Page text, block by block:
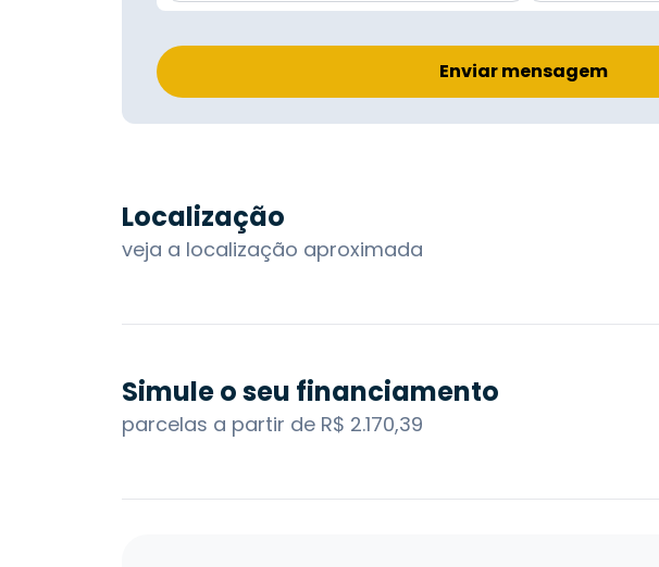
Enviar mensagem
Localização
veja a localização aproximada
Simule o seu financiamento
parcelas a partir de R$ 2.170,39